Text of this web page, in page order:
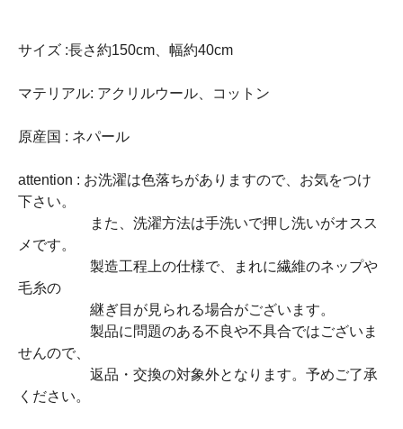
サイズ :長さ約150cm、幅約40cm
マテリアル: アクリルウール、コットン
原産国 : ネパール
attention : お洗濯は色落ちがありますので、お気をつけ
下さい。
また、洗濯方法は手洗いで押し洗いがオスス
メです。
製造工程上の仕様で、まれに繊維のネップや
毛糸の
継ぎ目が見られる場合がございます。
製品に問題のある不良や不具合ではございま
せんので、
返品・交換の対象外となります。予めご了承
ください。